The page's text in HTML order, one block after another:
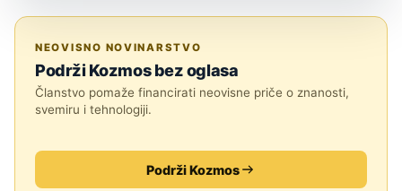
NEOVISNO NOVINARSTVO
Podrži Kozmos bez oglasa
Članstvo pomaže financirati neovisne priče o znanosti,
svemiru i tehnologiji.
Podrži Kozmos